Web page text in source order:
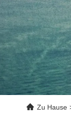
Zu Hause